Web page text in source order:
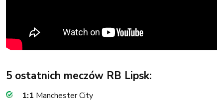
5 ostatnich meczów RB Lipsk:
1:1 Manchester City